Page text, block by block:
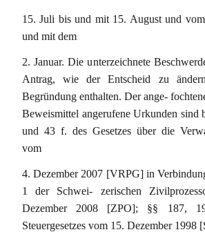
15. Juli bis und mit 15. August und
und mit dem
2. Januar. Die unterzeichnete
Antrag, wie der Entscheid zu
Begründung enthalten. Der ange-
Beweismittel angerufene Urkunden sind
und 43 f. des Gesetzes über die
vom
4. Dezember 2007 [VRPG] in
1 der Schwei- zerischen
Dezember 2008 [ZPO]; §§ 187,
Steuergesetzes vom 15. Dezember 1998